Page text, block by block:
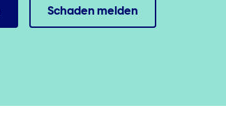
Schaden melden